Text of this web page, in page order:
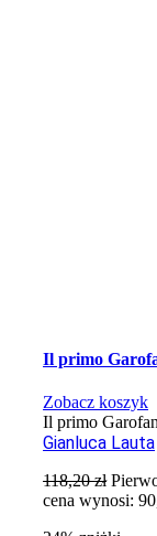
Il primo
Zobacz koszyk
Il primo
Gianluca Lauta
118,20zł
cena wynosi: